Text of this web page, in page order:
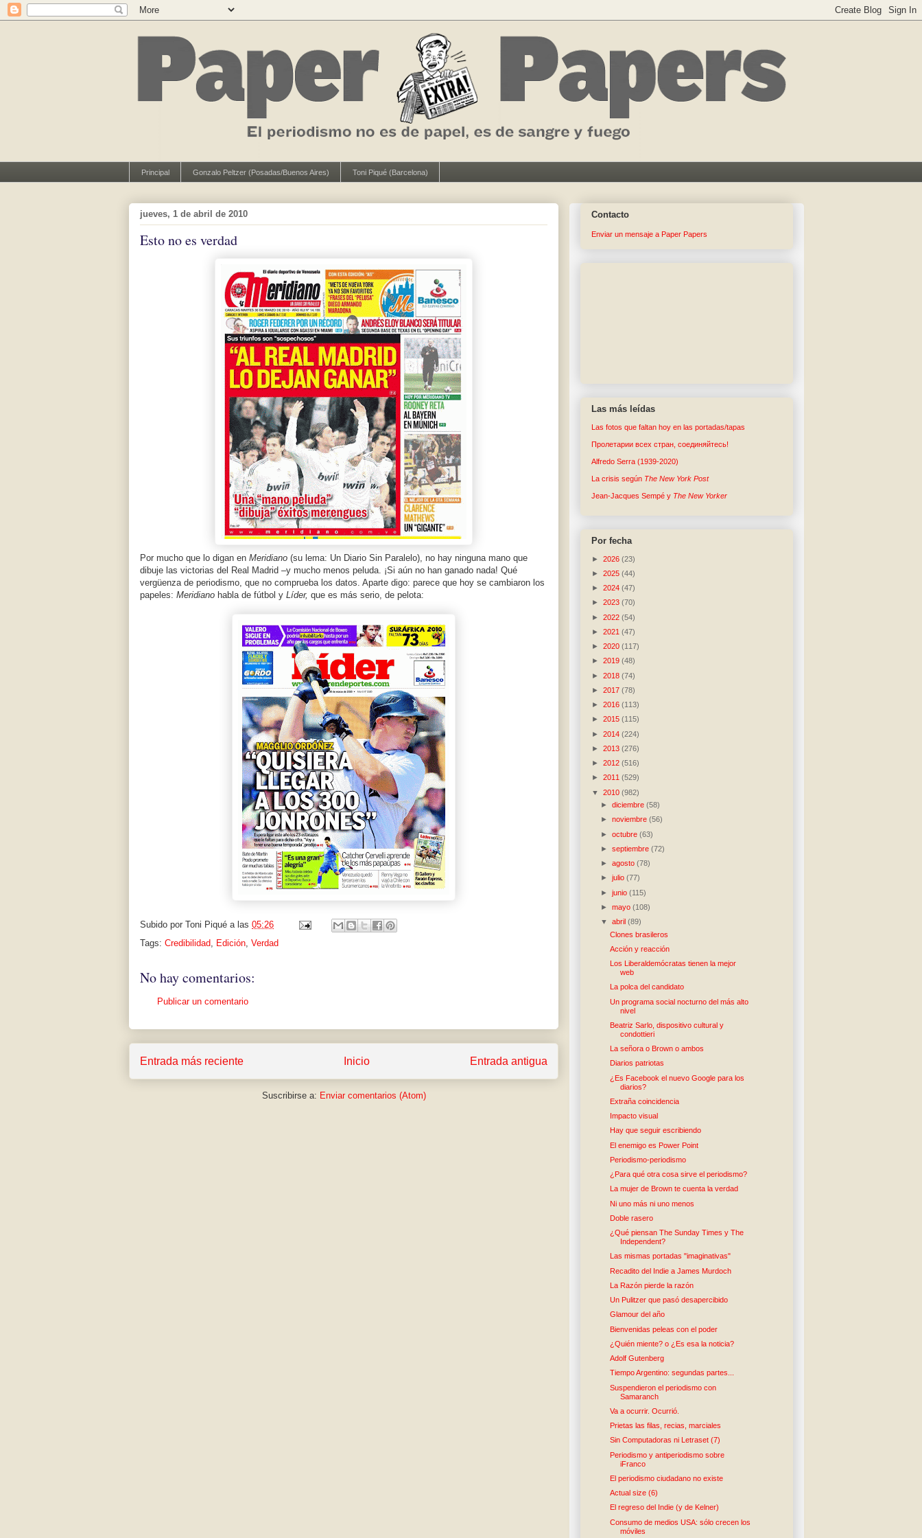
Principal Gonzalo Peltzer (Posadas/Buenos Aires) Toni Piqué (Barcelona)
jueves, 1 de abril de 2010
Esto no es verdad
Por mucho que lo digan en Meridiano (su lema: Un Diario Sin Paralelo), no hay ninguna mano que
dibuje las victorias del Real Madrid –y mucho menos peluda. ¡Si aún no han ganado nada! Qué
vergüenza de periodismo, que no comprueba los datos. Aparte digo: parece que hoy se cambiaron los
papeles: Meridiano habla de fútbol y Líder, que es más serio, de pelota:
Subido por Toni Piqué a las 05:26
Tags: Credibilidad, Edición, Verdad
No hay comentarios:
Publicar un comentario
Entrada más reciente Entrada antigua
Inicio
Suscribirse a: Enviar comentarios (Atom)
Contacto
Enviar un mensaje a Paper Papers
Las más leídas
Las fotos que faltan hoy en las portadas/tapas
Пролетарии всех стран, соединяйтесь!
Alfredo Serra (1939-2020)
La crisis según The New York Post
Jean-Jacques Sempé y The New Yorker
Por fecha
► 2026 (23)
► 2025 (44)
► 2024 (47)
► 2023 (70)
► 2022 (54)
► 2021 (47)
► 2020 (117)
► 2019 (48)
► 2018 (74)
► 2017 (78)
► 2016 (113)
► 2015 (115)
► 2014 (224)
► 2013 (276)
► 2012 (516)
► 2011 (529)
▼ 2010 (982)
►diciembre(58)
►noviembre(56)
►octubre(63)
►septiembre(72)
►agosto(78)
►julio(77)
►junio(115)
►mayo(108)
▼abril(89)
Clones brasileros
Acción y reacción
Los Liberaldemócratas tienen la mejor
web
La polca del candidato
Un programa social nocturno del más alto
nivel
Beatriz Sarlo, dispositivo cultural y
condottieri
La señora o Brown o ambos
Diarios patriotas
¿Es Facebook el nuevo Google para los
diarios?
Extraña coincidencia
Impacto visual
Hay que seguir escribiendo
El enemigo es Power Point
Periodismo-periodismo
¿Para qué otra cosa sirve el periodismo?
La mujer de Brown te cuenta la verdad
Ni uno más ni uno menos
Doble rasero
¿Qué piensan The Sunday Times y The
Independent?
Las mismas portadas "imaginativas"
Recadito del Indie a James Murdoch
La Razón pierde la razón
Un Pulitzer que pasó desapercibido
Glamour del año
Bienvenidas peleas con el poder
¿Quién miente? o ¿Es esa la noticia?
Adolf Gutenberg
Tiempo Argentino: segundas partes...
Suspendieron el periodismo con
Samaranch
Va a ocurrir. Ocurrió.
Prietas las filas, recias, marciales
Sin Computadoras ni Letraset (7)
Periodismo y antiperiodismo sobre
iFranco
El periodismo ciudadano no existe
Actual size (6)
El regreso del Indie (y de Kelner)
Consumo de medios USA: sólo crecen los
móviles